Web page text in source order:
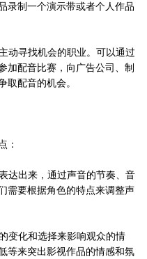
录制一个演示带或者个人作品
动寻找机会的职业。可以通过
加配音比赛，向广告公司、制
取配音的机会。
：
达出来，通过声音的节奏、音
需要根据角色的特点来调整声
变化和选择来影响观众的情
等来突出影视作品的情感和氛